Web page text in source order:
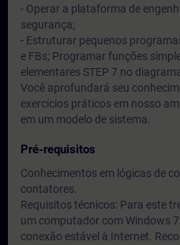
- Operar a plataforma de
segurança;
- Estruturar pequenos
e FBs; Programar funções
elementares STEP 7 no
Você aprofundará seu
exercícios práticos em nosso
em um modelo de sistema.
Pré-requisitos
Conhecimentos em lógicas de
contatores.
Requisitos técnicos: Para este
um computador com Windows
conexão estável à Internet.